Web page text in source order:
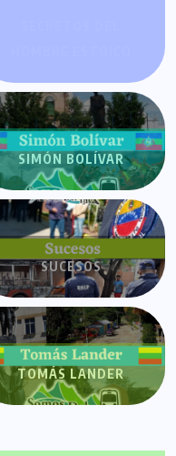
SIMÓN BOLÍVAR
SUCESOS
TOMÁS LANDER